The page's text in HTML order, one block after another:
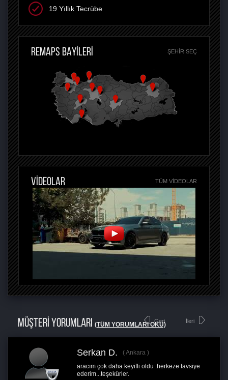
19 Yıllık Tecrübe
REMAPS BAYİLERİ ŞEHIR SEÇ
VİDEOLAR TÜM VIDEOLAR
MÜŞTERİ YORUMLARI (TÜM YORUMLARI OKU)
Geri
Serkan D.
Ankara
aracım çok daha keyifli oldu .herkeze tavsiye
ederim...teşekürler.
İleri